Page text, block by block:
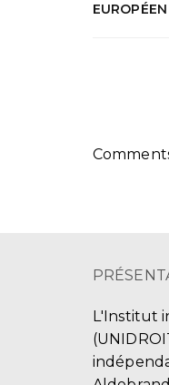
L'Institut